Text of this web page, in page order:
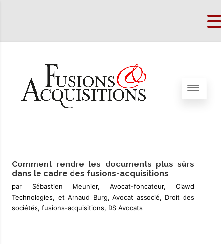
Comment rendre les documents plus sûrs
dans le cadre des fusions-acquisitions
par Sébastien Meunier, Avocat-fondateur, Clawd
Technologies, et Arnaud Burg, Avocat associé, Droit des
sociétés, fusions-acquisitions, DS Avocats